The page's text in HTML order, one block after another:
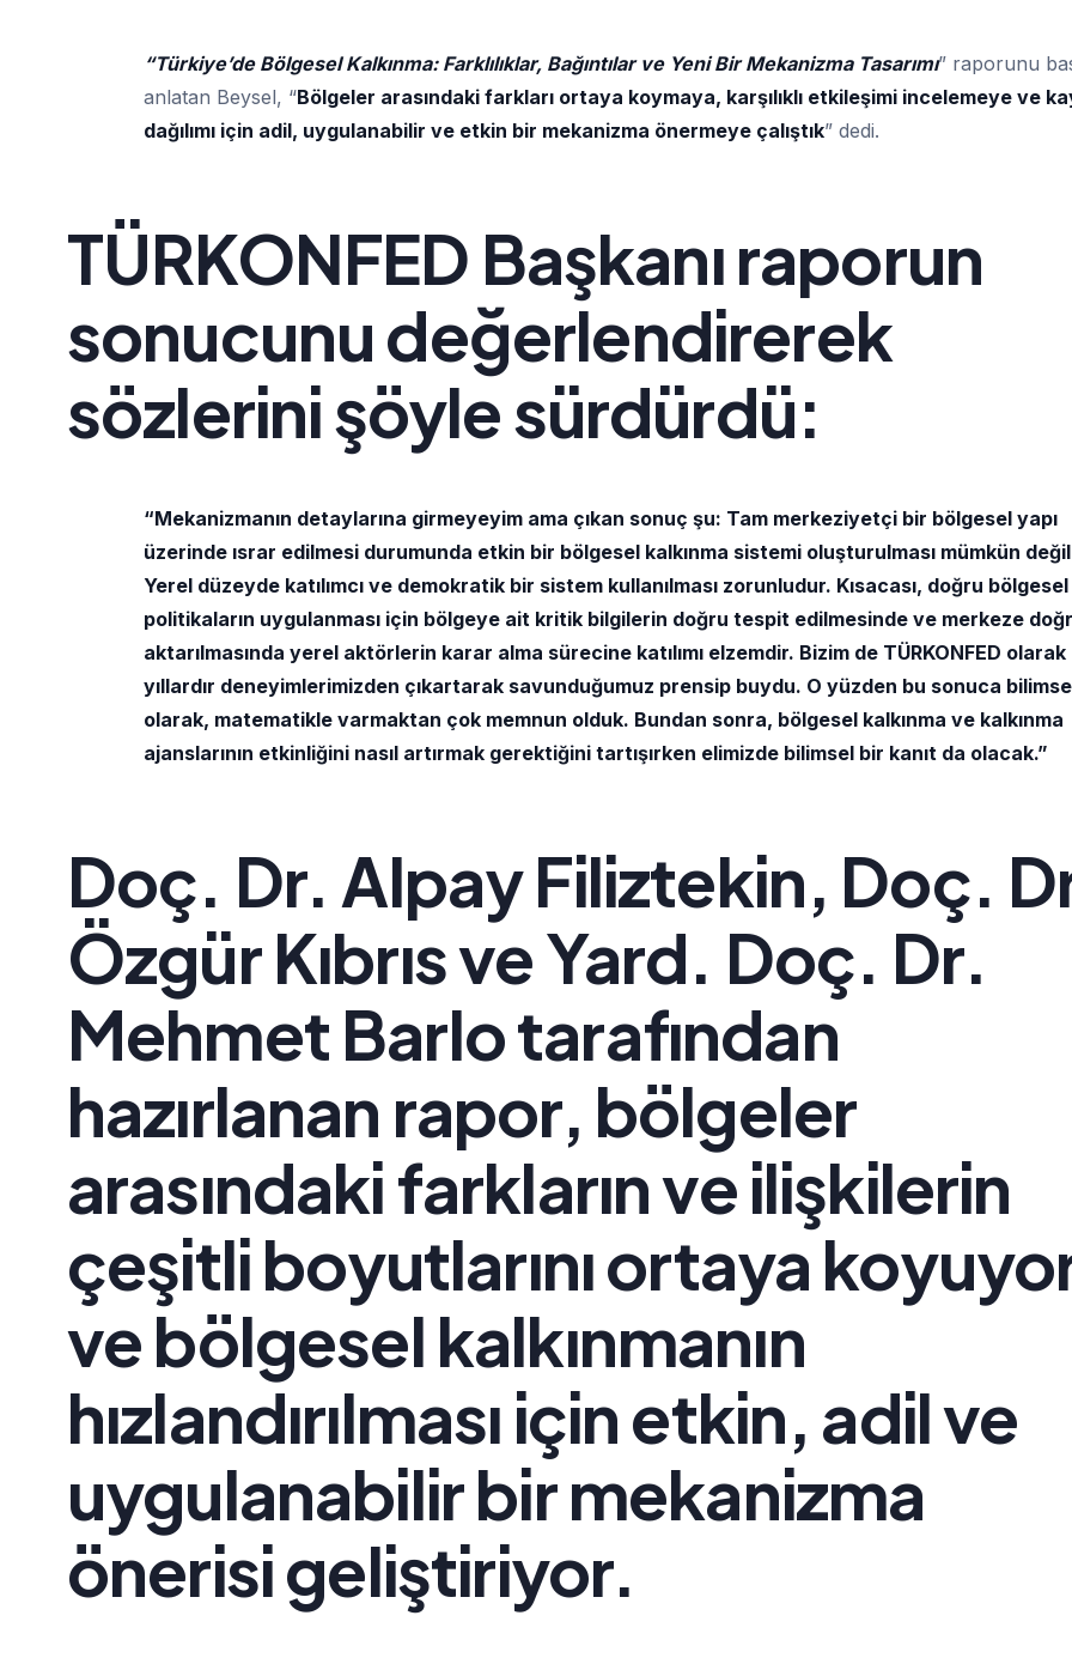
“Türkiye’de Bölgesel Kalkınma: Farklılıklar, Bağıntılar ve Yeni Bir Mekanizma Tasarımı” raporunu
anlatan Beysel, “Bölgeler arasındaki farkları ortaya koymaya, karşılıklı etkileşimi incelemeye ve
dağılımı için adil, uygulanabilir ve etkin bir mekanizma önermeye çalıştık” dedi.
TÜRKONFED Başkanı raporun
sonucunu değerlendirerek
sözlerini şöyle sürdürdü:
“Mekanizmanın detaylarına girmeyeyim ama çıkan sonuç şu: Tam merkeziyetçi bir bölgesel yapı
üzerinde ısrar edilmesi durumunda etkin bir bölgesel kalkınma sistemi oluşturulması mümkün
Yerel düzeyde katılımcı ve demokratik bir sistem kullanılması zorunludur. Kısacası, doğru bölgesel
politikaların uygulanması için bölgeye ait kritik bilgilerin doğru tespit edilmesinde ve merkeze
aktarılmasında yerel aktörlerin karar alma sürecine katılımı elzemdir. Bizim de TÜRKONFED olarak
yıllardır deneyimlerimizden çıkartarak savunduğumuz prensip buydu. O yüzden bu sonuca
olarak, matematikle varmaktan çok memnun olduk. Bundan sonra, bölgesel kalkınma ve kalkınma
ajanslarının etkinliğini nasıl artırmak gerektiğini tartışırken elimizde bilimsel bir kanıt da olacak.”
Doç. Dr. Alpay Filiztekin, Doç.
Özgür Kıbrıs ve Yard. Doç. Dr.
Mehmet Barlo tarafından
hazırlanan rapor, bölgeler
arasındaki farkların ve ilişkilerin
çeşitli boyutlarını ortaya
ve bölgesel kalkınmanın
hızlandırılması için etkin, adil ve
uygulanabilir bir mekanizma
önerisi geliştiriyor.